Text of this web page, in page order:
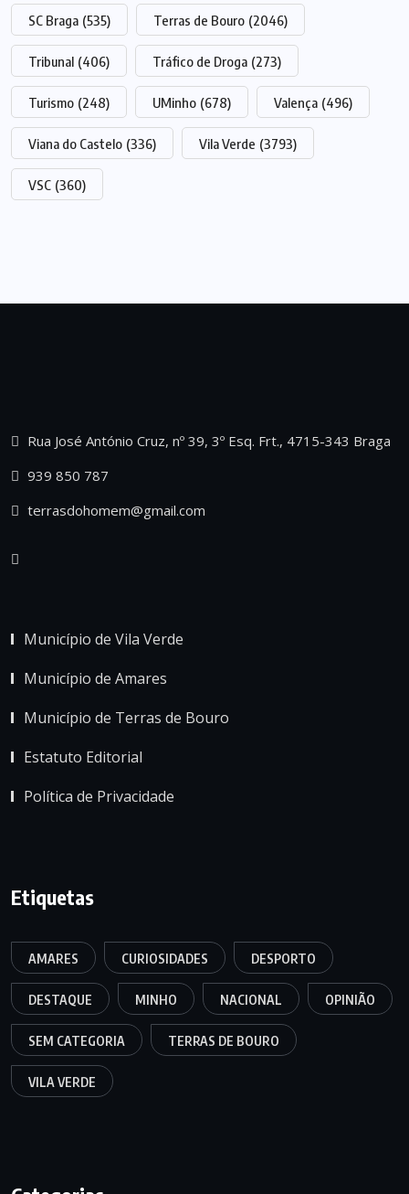
SC Braga (535) Terras de Bouro (2046)
Tribunal (406) Tráfico de Droga (273)
Turismo (248) UMinho (678) Valença (496)
Viana do Castelo (336) Vila Verde (3793)
VSC (360)
Rua José António Cruz, nº 39, 3º Esq. Frt., 4715-343 Braga
939 850 787
terrasdohomem@gmail.com
Município de Vila Verde
Município de Amares
Município de Terras de Bouro
Estatuto Editorial
Política de Privacidade
Etiquetas
AMARES CURIOSIDADES DESPORTO
DESTAQUE MINHO NACIONAL OPINIÃO
SEM CATEGORIA TERRAS DE BOURO
VILA VERDE